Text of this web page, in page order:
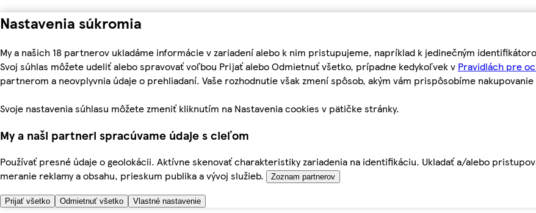
Nastavenia súkromia
My a našich 18 partnerov ukladáme informácie v zariadení alebo k nim pristupujeme, napríklad k jedinečným
Svoj súhlas môžete udeliť alebo spravovať voľbou Prijať alebo Odmietnuť všetko, prípadne kedykoľvek v Pravidlách pre
partnerom a neovplyvnia údaje o prehliadaní. Vaše rozhodnutie však zmení spôsob, akým vám prispôsobíme
Svoje nastavenia súhlasu môžete zmeniť kliknutím na Nastavenia cookies v pätičke stránky.
My a naši partneri spracúvame údaje s cieľom
Používať presné údaje o geolokácii. Aktívne skenovať charakteristiky zariadenia na identifikáciu. Ukladať a/alebo
meranie reklamy a obsahu, prieskum publika a vývoj služieb.
Zoznam partnerov
Prijať všetko Odmietnuť všetko Vlastné nastavenie